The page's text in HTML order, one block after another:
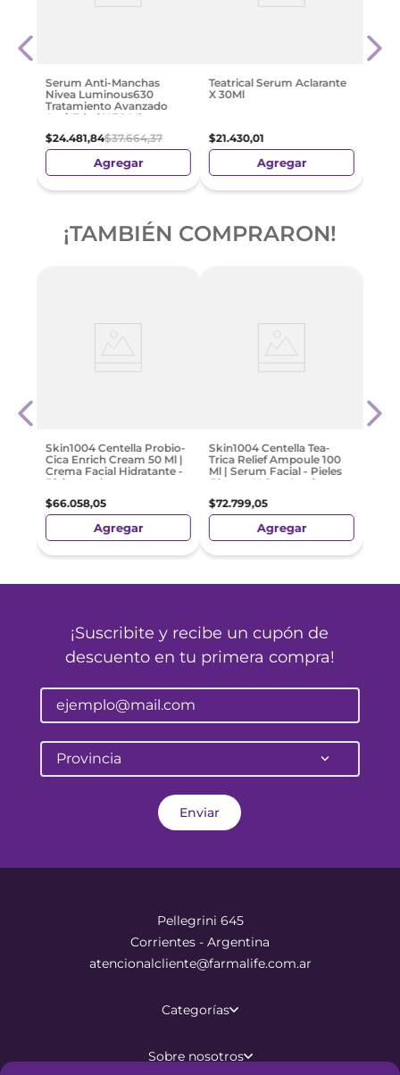
Serum Anti-Manchas
Nivea Luminous630
Tratamiento Avanzado
Anti-Edad X 30 Ml
$24.481,84$37.664,37
Agregar
Teatrical Serum Aclarante
X 30Ml
$21.430,01
Agregar
¡TAMBIÉN COMPRARON!
Skin1004 Centella Probio-
Cica Enrich Cream 50 Ml |
Crema Facial Hidratante -
Pieles Maduras
$66.058,05
Agregar
Skin1004 Centella Tea-
Trica Relief Ampoule 100
Ml | Serum Facial - Pieles
Oleosas Y Con Acné
$72.799,05
Agregar
¡Suscribite y recibe un cupón de
descuento en tu primera compra!
Provincia
Enviar
Pellegrini 645
Corrientes - Argentina
atencionalcliente@farmalife.com.ar
Categorías
Sobre nosotros